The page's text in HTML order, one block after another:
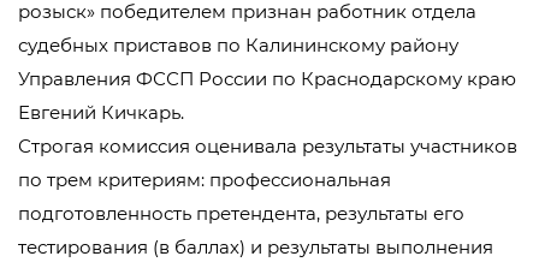
розыск» победителем признан работник отдела
судебных приставов по Калининскому району
Управления ФССП России по Краснодарскому краю
Евгений Кичкарь.
Строгая комиссия оценивала результаты участников
по трем критериям: профессиональная
подготовленность претендента, результаты его
тестирования (в баллах) и результаты выполнения